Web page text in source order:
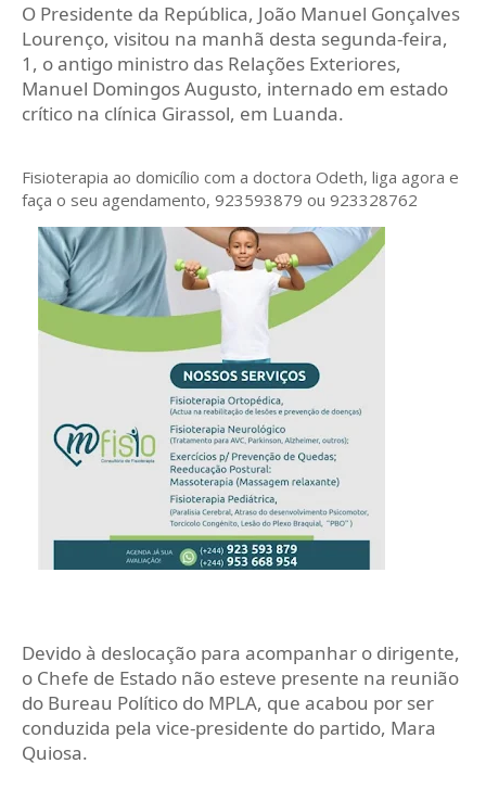
O Presidente da República, João Manuel Gonçalves
Lourenço, visitou na manhã desta segunda‑feira,
1, o antigo ministro das Relações Exteriores,
Manuel Domingos Augusto, internado em estado
crítico na clínica Girassol, em Luanda.
Fisioterapia ao domicílio com a doctora Odeth, liga agora e
faça o seu agendamento, 923593879 ou 923328762
Devido à deslocação para acompanhar o dirigente,
o Chefe de Estado não esteve presente na reunião
do Bureau Político do MPLA, que acabou por ser
conduzida pela vice‑presidente do partido, Mara
Quiosa.